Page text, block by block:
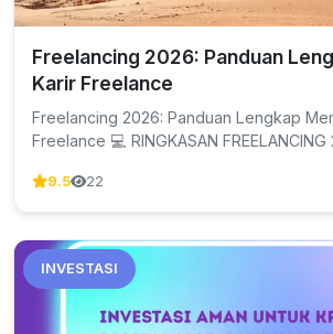
Freelancing 2026: Panduan
Karir Freelance
Freelancing 2026: Panduan Lengkap
Freelance 💻 RINGKASAN FREELANCING
9.5 22
INVESTASI